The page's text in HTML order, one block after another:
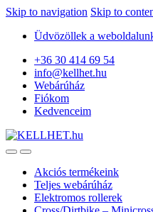
Skip to navigation Skip to
Üdvözöllek a
+36 30 414 69 54
info@kellhet.hu
Webárúház
Fiókom
Kedvenceim
Akciós termékeink
Teljes webárúház
Elektromos rollerek